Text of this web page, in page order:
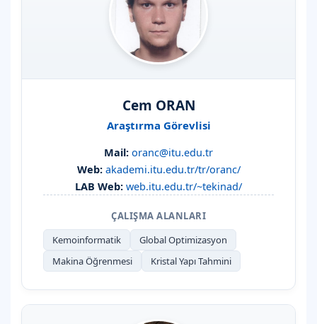
Cem ORAN
Araştırma Görevlisi
Mail: oranc@itu.edu.tr
Web: akademi.itu.edu.tr/tr/oranc/
LAB Web: web.itu.edu.tr/~tekinad/
ÇALIŞMA ALANLARI
Kemoinformatik
Global Optimizasyon
Makina Öğrenmesi
Kristal Yapı Tahmini